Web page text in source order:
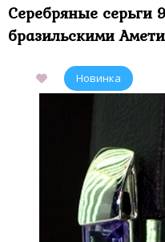
Серебряные
бразильскими